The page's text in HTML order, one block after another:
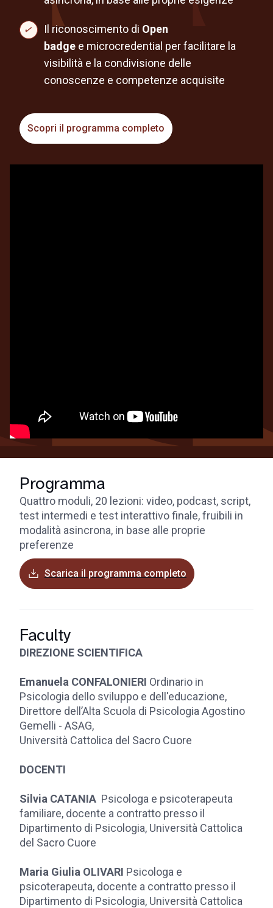
Il riconoscimento di Open
badge e microcredential per facilitare la
visibilità e la condivisione delle
conoscenze e competenze acquisite
Scopri il programma completo
Programma
Quattro moduli, 20 lezioni: video, podcast, script,
test intermedi e test interattivo finale, fruibili in
modalità asincrona, in base alle proprie
preferenze
Scarica il programma completo
Faculty
DIREZIONE SCIENTIFICA
Emanuela CONFALONIERI Ordinario in
Psicologia dello sviluppo e dell'educazione,
Direttore dell’Alta Scuola di Psicologia Agostino
Gemelli - ASAG,
Università Cattolica del Sacro Cuore
DOCENTI
Silvia CATANIA Psicologa e psicoterapeuta
familiare, docente a contratto presso il
Dipartimento di Psicologia, Università Cattolica
del Sacro Cuore
Maria Giulia OLIVARI Psicologa e
psicoterapeuta, docente a contratto presso il
Dipartimento di Psicologia, Università Cattolica